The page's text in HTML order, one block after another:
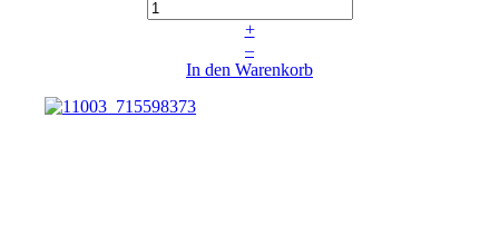
+
–
In den Warenkorb